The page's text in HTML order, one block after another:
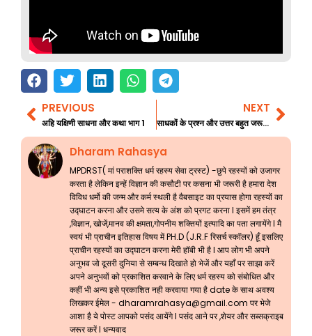
Prev
PREVIOUS
अहि यक्षिणी साधना और कथा भाग 1
NEXT
साधकों के प्रश्न और उत्तर बहुत जरूरी जानकारी 161
Dharam Rahasya
MPDRST( मां पराशक्ति धर्म रहस्य सेवा ट्रस्ट) -छुपे रहस्यों को उजागर
करता है लेकिन इन्हें विज्ञान की कसौटी पर कसना भी जरूरी है हमारा देश
विविध धर्मो की जन्म और कर्म स्थली है वैबसाइट का प्रयास होगा रहस्यों का
उद्घाटन करना और उसमे सत्य के अंश को प्रगट करना l इसमें हम तंत्र
,विज्ञान, खोजें,मानव की क्षमता,गोपनीय शक्तियों इत्यादि का पता लगायेंगे l मै
स्वयं भी प्राचीन इतिहास विषय में PH.D (J.R.F रिसर्च स्कॉलर) हूँ इसलिए
प्राचीन रहस्यों का उद्घाटन करना मेरी हॉबी भी है l आप लोग भी अपने
अनुभव जो दूसरी दुनिया से सम्बन्ध दिखाते हो भेजें और यहाँ पर साझा करें
अपने अनुभवों को प्रकाशित करवाने के लिए धर्म रहस्य को संबोधित और
कहीं भी अन्य इसे प्रकाशित नही करवाया गया है date के साथ अवश्य
लिखकर ईमेल - dharamrahasya@gmail.com पर भेजे
आशा है ये पोस्ट आपको पसंद आयेंगे l पसंद आने पर ,शेयर और सब्सक्राइब
जरूर करें l धन्यवाद